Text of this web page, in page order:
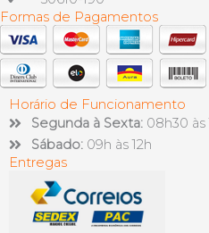
Formas de Pagamentos
Horário de Funcionamento
Segunda à Sexta: 08h30 às
Sábado: 09h às 12h
Entregas